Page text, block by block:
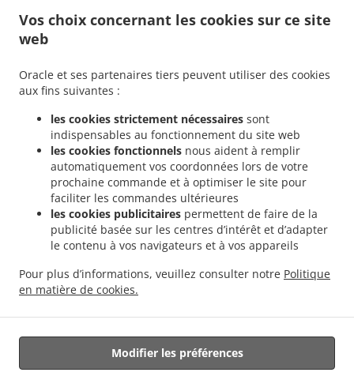
Vos choix concernant les cookies sur ce site
web
Oracle et ses partenaires tiers peuvent utiliser des cookies
aux fins suivantes :
les cookies strictement nécessaires sont
indispensables au fonctionnement du site web
les cookies fonctionnels nous aident à remplir
automatiquement vos coordonnées lors de votre
prochaine commande et à optimiser le site pour
faciliter les commandes ultérieures
les cookies publicitaires permettent de faire de la
publicité basée sur les centres d’intérêt et d’adapter
le contenu à vos navigateurs et à vos appareils
Pour plus d’informations, veuillez consulter notre Politique
en matière de cookies.
Modifier les préférences
Contactez-nous
MOYENS DE PAIEMENT ACCEPTÉS
Sandwichs Service de livraison Mons Cuesmes . Sandwichs Service de livraison Mons
Sandwichs Service de livraison Mons Jemappes
Sandwichs Service de
livraison Mons Nimy . Sandwichs Service de livraison Mons . Sandwichs Service de
Service de livraison Bergen
Géré par: